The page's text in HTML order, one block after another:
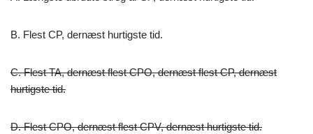
B. Flest CP, dernæst hurtigste tid.
C. Flest TA, dernæst flest CPO, dernæst flest CP, dernæst
hurtigste tid.
D. Flest CPO, dernæst flest CPV, dernæst hurtigste tid.